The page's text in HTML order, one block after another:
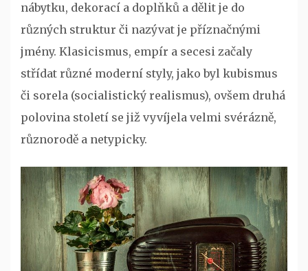
nábytku, dekorací a doplňků a dělit je do
různých struktur či nazývat je příznačnými
jmény. Klasicismus, empír a secesi začaly
střídat různé moderní styly, jako byl kubismus
či sorela (socialistický realismus), ovšem druhá
polovina století se již vyvíjela velmi svérázně,
různorodě a netypicky.